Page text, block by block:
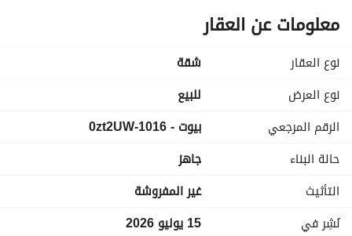
مساحه : 144 متر
( غرفتين + 2 حمام + مطبخ امريكاني )
مقدم تعاقد: 800 الف
تقسيط المتبقيعلي سنوات متساويه
للتواصل فون+ واتساب :
عرض معلومات الاتصال
______________________________
____________________________
معلومات عن العقار
نوع العقار
شقة
نوع العرض
للبيع
الرقم المرجعي
بيوت - 1016-0zt2UW
حالة البناء
جاهز
التأثيث
غير المفروشة
نُشِر في
15 يوليو 2026